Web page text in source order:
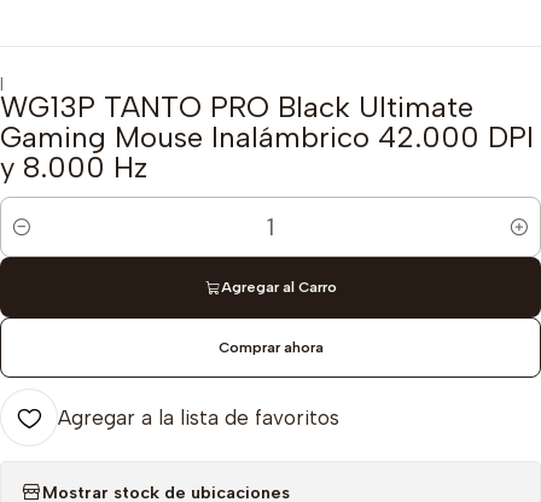
|
WG13P TANTO PRO Black Ultimate
Gaming Mouse Inalámbrico 42.000 DPI
y 8.000 Hz
Cantidad
Agregar al Carro
Comprar ahora
Agregar a la lista de favoritos
Mostrar stock de ubicaciones